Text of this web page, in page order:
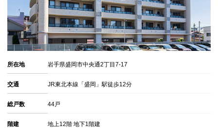
所在地 岩手県盛岡市中央通2丁目7-17
交通 JR東北本線「盛岡」駅徒歩12分
総戸数 44戸
階建 地上12階 地下1階建